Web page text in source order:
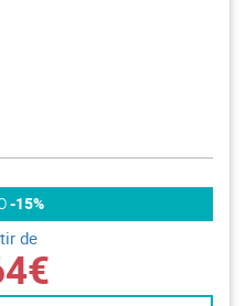
-15%
de